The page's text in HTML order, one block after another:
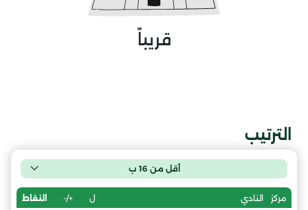
قريباً
الترتيب
أقل من 16 ب
مركز النادي ل +/- النقاط